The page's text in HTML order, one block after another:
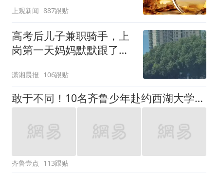
上观新闻 887跟贴
高考后儿子兼职骑手，上
岗第一天妈妈默默跟了三
了
潇湘晨报 106跟贴
敢于不同！10名齐鲁少年赴约西湖大学！他们是谁？为何而选？
齐鲁壹点 113跟贴